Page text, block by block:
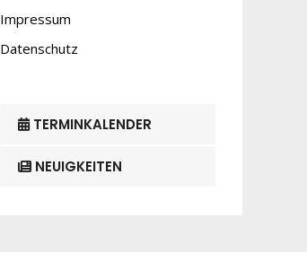
Impressum
Datenschutz
TERMINKALENDER
NEUIGKEITEN